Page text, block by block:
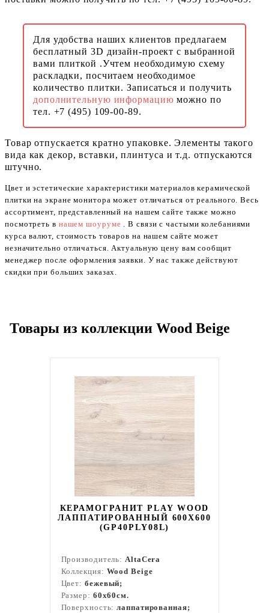
Для удобства наших клиентов предлагаем
бесплатный 3D дизайн-проект с выбранной
вами плиткой .Учтем необходимую схему
раскладки, посчитаем необходимое
количество плитки. Записаться и получить
дополнительную информациюможно по
тел. +7 (495) 109-00-89.
Товар отпускается кратно упаковке. Элементы такого
вида как декор, вставки, плинтуса и т.д. отпускаются
штучно.
Цвет и эстетические характеристики материалов керамической
плитки на экране монитора может отличаться от реального. Весь
ассортимент, представленный на нашем сайте также можно
посмотреть в нашем шоуруме . В связи с частыми колебаниями
курса валют, стоимость товаров на нашем сайте может
незначительно отличаться. Актуальную цену вам сообщит
менеджер после оформления заявки. У нас также действуют
скидки при больших заказах.
Товары из коллекции Wood Beige
КЕРАМОГРАНИТ PLAY WOOD
ЛАППАТИРОВАННЫЙ 600X600
(GP40PLY08L)
Производитель:AltaCera
Коллекция: Wood Beige
Цвет: бежевый;
Размер: 60x60см.
Поверхность:лаппатированная;